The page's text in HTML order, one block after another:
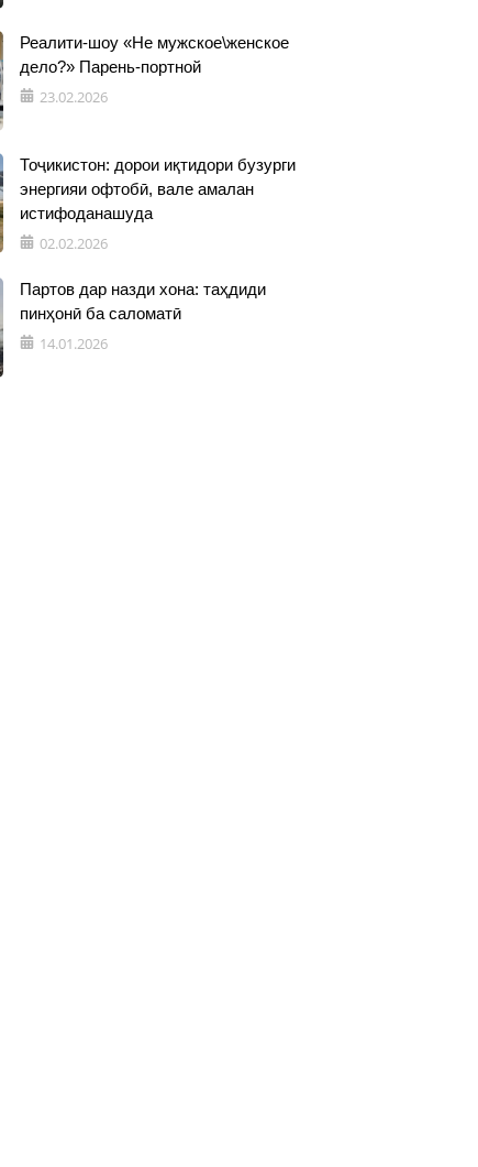
Реалити-шоу «Не мужское\женское
дело?» Парень-портной
23.02.2026
Тоҷикистон: дорои иқтидори бузурги
энергияи офтобӣ, вале амалан
истифоданашуда
02.02.2026
Партов дар назди хона: таҳдиди
пинҳонӣ ба саломатӣ
14.01.2026